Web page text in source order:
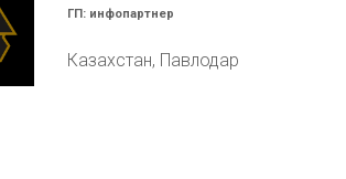
ГП: инфопартнер
Казахстан, Павлодар